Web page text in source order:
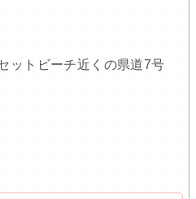
ットビーチ近くの県道7号